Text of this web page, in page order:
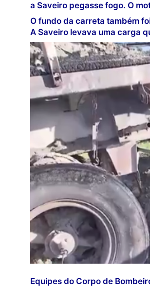
a Saveiro pegasse fogo. O
O fundo da carreta também
A Saveiro levava uma carga
Equipes do Corpo de